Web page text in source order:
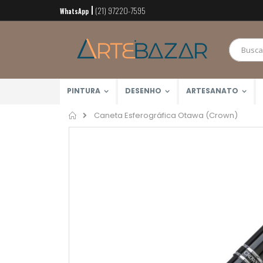
Pular
para
conteúdo
WhatsApp (21) 97220-7595
PINTURA DESENHO ARTESANATO
Home
Caneta Esferográfica Otawa (Crown)
Pular